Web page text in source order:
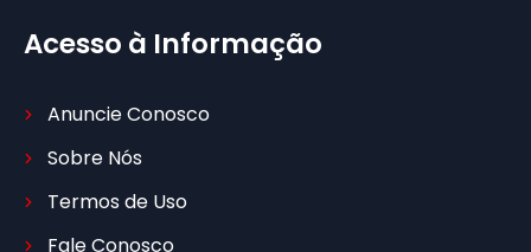
Acesso à Informação
Anuncie Conosco
Sobre Nós
Termos de Uso
Fale Conosco